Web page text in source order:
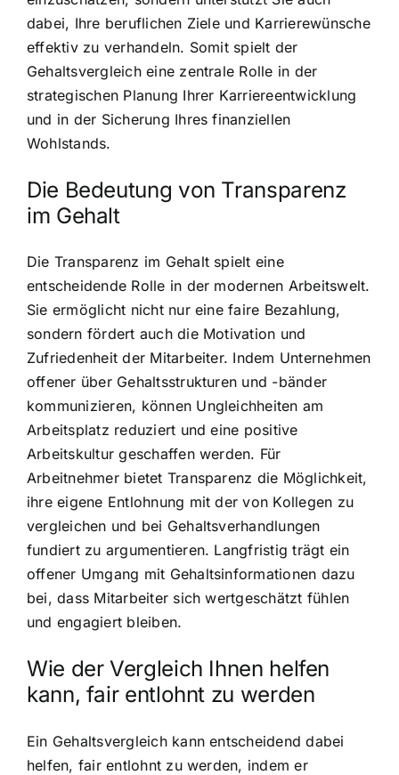
dabei, Ihre beruflichen Ziele und Karrierewünsche
effektiv zu verhandeln. Somit spielt der
Gehaltsvergleich eine zentrale Rolle in der
strategischen Planung Ihrer Karriereentwicklung
und in der Sicherung Ihres finanziellen
Wohlstands.
Die Bedeutung von Transparenz
im Gehalt
Die Transparenz im Gehalt spielt eine
entscheidende Rolle in der modernen Arbeitswelt.
Sie ermöglicht nicht nur eine faire Bezahlung,
sondern fördert auch die Motivation und
Zufriedenheit der Mitarbeiter. Indem Unternehmen
offener über Gehaltsstrukturen und -bänder
kommunizieren, können Ungleichheiten am
Arbeitsplatz reduziert und eine positive
Arbeitskultur geschaffen werden. Für
Arbeitnehmer bietet Transparenz die Möglichkeit,
ihre eigene Entlohnung mit der von Kollegen zu
vergleichen und bei Gehaltsverhandlungen
fundiert zu argumentieren. Langfristig trägt ein
offener Umgang mit Gehaltsinformationen dazu
bei, dass Mitarbeiter sich wertgeschätzt fühlen
und engagiert bleiben.
Wie der Vergleich Ihnen helfen
kann, fair entlohnt zu werden
Ein Gehaltsvergleich kann entscheidend dabei
helfen, fair entlohnt zu werden, indem er